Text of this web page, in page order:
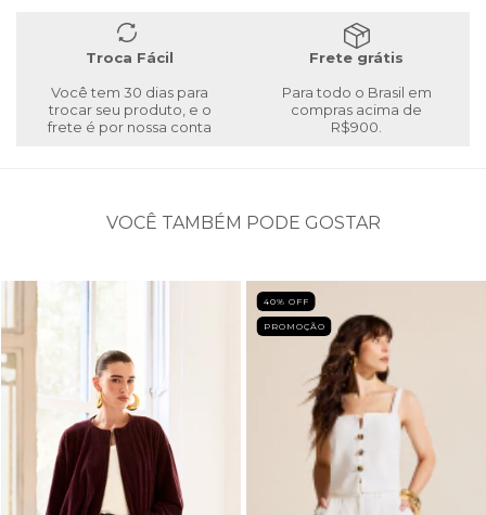
Troca Fácil
Você tem 30 dias para
trocar seu produto, e o
frete é por nossa conta
Frete grátis
Para todo o Brasil em
compras acima de
R$900.
VOCÊ TAMBÉM PODE GOSTAR
40% OFF
PROMOÇÃO